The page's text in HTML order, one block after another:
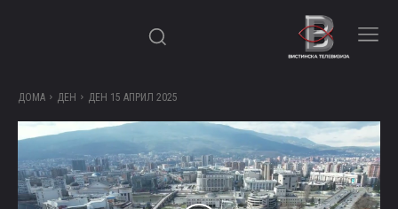
ДОМА ДЕН ДЕН 15 АПРИЛ 2025